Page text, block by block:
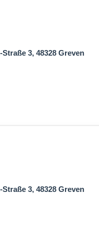
3, 48328 Greven
3, 48328 Greven